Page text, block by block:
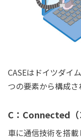
CASEはドイツダイ
つの要素から構成さ
C：Connected（
車に通信技術を搭